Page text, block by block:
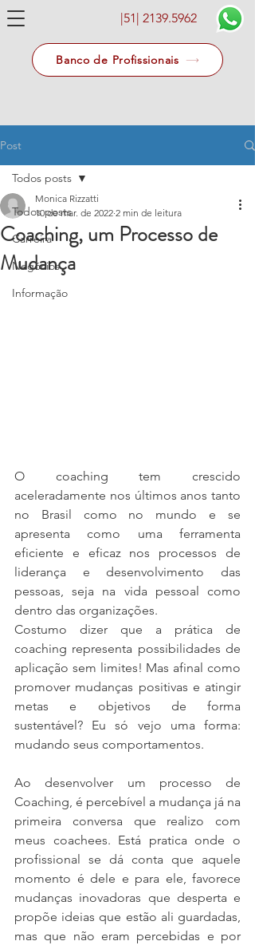
|51| 2139.5962
Banco de Profissionais
Post
Todos posts
Carreira
Negócios
Informação
Todos posts
Coaching, um Processo de
Mudança
Monica Rizzatti
10 de mar. de 2022 2 min de leitura
O coaching tem crescido
aceleradamente nos últimos anos tanto
no Brasil como no mundo e se
apresenta como uma ferramenta
eficiente e eficaz nos processos de
liderança e desenvolvimento das
pessoas, seja na vida pessoal como
dentro das organizações.
Costumo dizer que a prática de
coaching representa possibilidades de
aplicação sem limites! Mas afinal como
promover mudanças positivas e atingir
metas e objetivos de forma
sustentável? Eu só vejo uma forma:
mudando seus comportamentos.
Ao desenvolver um processo de
Coaching, é percebível a mudança já na
primeira conversa que realizo com
meus coachees. Está pratica onde o
profissional se dá conta que aquele
momento é dele e para ele, favorece
mudanças inovadoras que desperta e
propõe ideias que estão ali guardadas,
mas que não eram percebidas e por